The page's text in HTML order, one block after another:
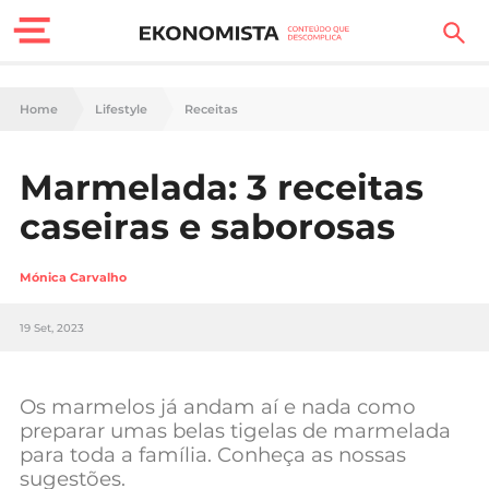
Finanças Pessoais
Carreira
Tecnologia
Negócios
Home Lifestyle Receitas
Marmelada: 3 receitas
caseiras e saborosas
Mónica Carvalho
19 Set, 2023
Os marmelos já andam aí e nada como
preparar umas belas tigelas de marmelada
para toda a família. Conheça as nossas
sugestões.